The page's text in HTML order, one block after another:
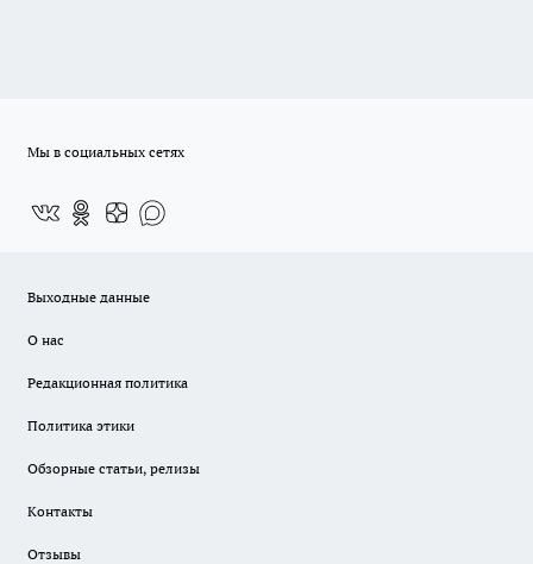
Мы в социальных сетях
Выходные данные
О нас
Редакционная политика
Политика этики
Обзорные статьи, релизы
Контакты
Отзывы